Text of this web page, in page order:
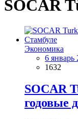
SOCAR
Экономика
6 январь
1632
SOCAR
годовые